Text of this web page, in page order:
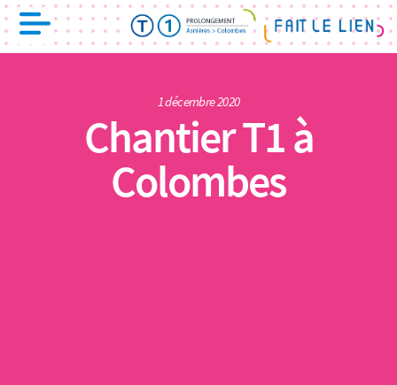
1 décembre 2020
Chantier T1 à
Colombes